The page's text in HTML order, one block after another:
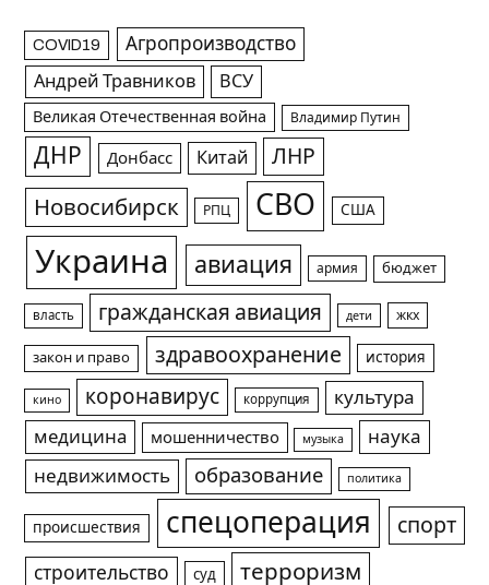
COVID19 Агропроизводство
Андрей Травников ВСУ
Великая Отечественная война Владимир Путин
ДНР Донбасс Китай ЛНР
Новосибирск РПЦ СВО США
Украина авиация армия бюджет
власть гражданская авиация дети жкх
закон и право здравоохранение история
кино коронавирус коррупция
культура
медицина
мошенничество музыка
наука
недвижимость
образование политика
происшествия спецоперация спорт
строительство суд терроризм